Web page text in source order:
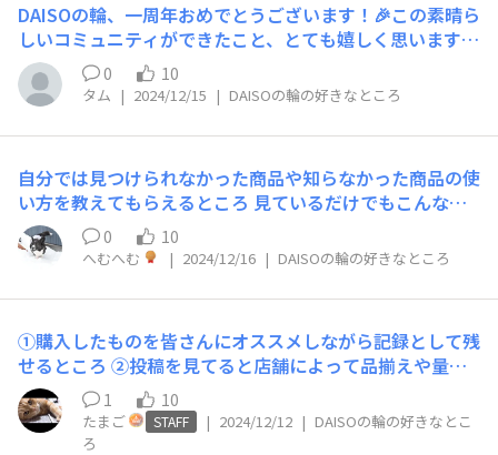
DAISOの輪、一周年おめでとうございます！🎉この素晴ら
しいコミュニティができたこと、とても嬉しく思います。
皆さんがアイデアや商品をシェアし、お互いに支え合って
いる姿は本当に素敵です。これからも個人それぞれに見合
ったアイテムが出来て、さらに成長していけることを楽し
みにしています！引き続きよろしくお願いします！
0 10
タム | 2024/12/15 | DAISOの輪の好きなところ
自分では見つけられなかった商品や知らなかった商品の使
い方を教えてもらえるところ 見ているだけでもこんな商
品あったんだ～と楽しめます
0 10
へむへむ | 2024/12/16 | DAISOの輪の好きなところ
①購入したものを皆さんにオススメしながら記録として残
せるところ ②投稿を見てると店舗によって品揃えや量が
違ってて面白いところ ③ダイソーのファンとコメント等
でやり取りできるところ(ダイソーのスタッフの方ともコ
メントでやり取りできるのも珍しくで好きです)
1 10
たまご STAFF | 2024/12/12 | DAISOの輪の好きなとこ
ろ